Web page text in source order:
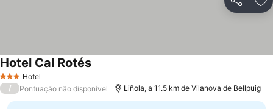
Partilhar
3 EstrelasHotel
Hotel Cal Rotés
/ Pontuação não disponível Liñola, a 11.5 km de Vilanova de Bellpuig